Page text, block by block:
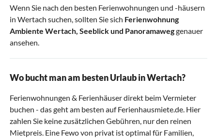
Wenn Sie nach den besten Ferienwohnungen und -häusern
in Wertach suchen, sollten Sie sich Ferienwohnung
Ambiente Wertach, Seeblickund Panoramaweggenauer
ansehen.
Wo bucht man am besten Urlaub in Wertach?
Ferienwohnungen & Ferienhäuser direkt beim Vermieter
buchen - das geht am besten auf Ferienhausmiete.de. Hier
zahlen Sie keine zusätzlichen Gebühren, nur den reinen
Mietpreis. Eine Fewo von privat ist optimal für Familien,